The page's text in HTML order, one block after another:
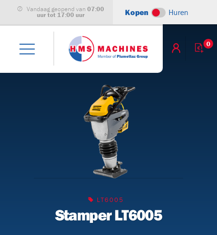
Vandaag geopend van 07:00
uur tot 17:00 uur Kopen Huren
0
LT6005
Stamper LT6005